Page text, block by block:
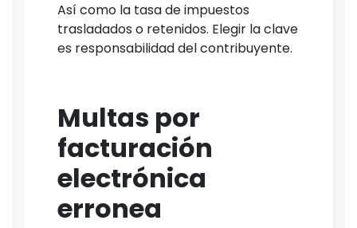
Así como la tasa de impuestos
trasladados o retenidos. Elegir la clave
es responsabilidad del contribuyente.
Multas por
facturación
electrónica
erronea